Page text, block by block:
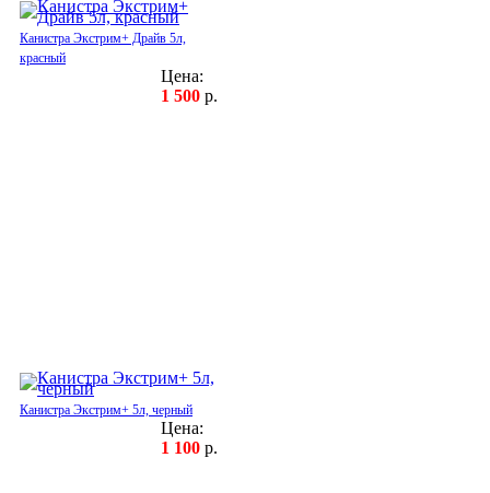
Канистра Экстрим+ Драйв 5л,
красный
Цена:
1 500р.
Канистра Экстрим+ 5л, черный
Цена:
1 100р.